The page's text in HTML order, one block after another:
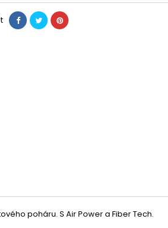
poháru. S Air Power a Fiber Tech.